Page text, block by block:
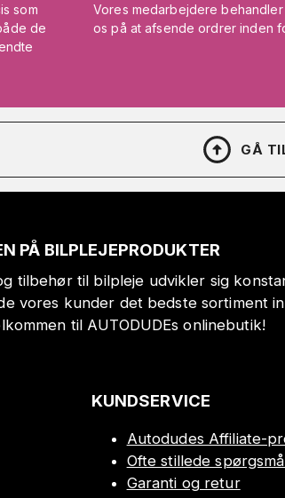
som
de
Vores medarbejdere
os på at afsende ordrer inden
GÅ
PÅ BILPLEJEPRODUKTER
tilbehør til bilpleje udvikler sig
vores kunder det bedste sortiment
til AUTODUDEs onlinebutik!
KUNDSERVICE
Autodudes Affiliate-
Ofte stillede
Garanti og retur